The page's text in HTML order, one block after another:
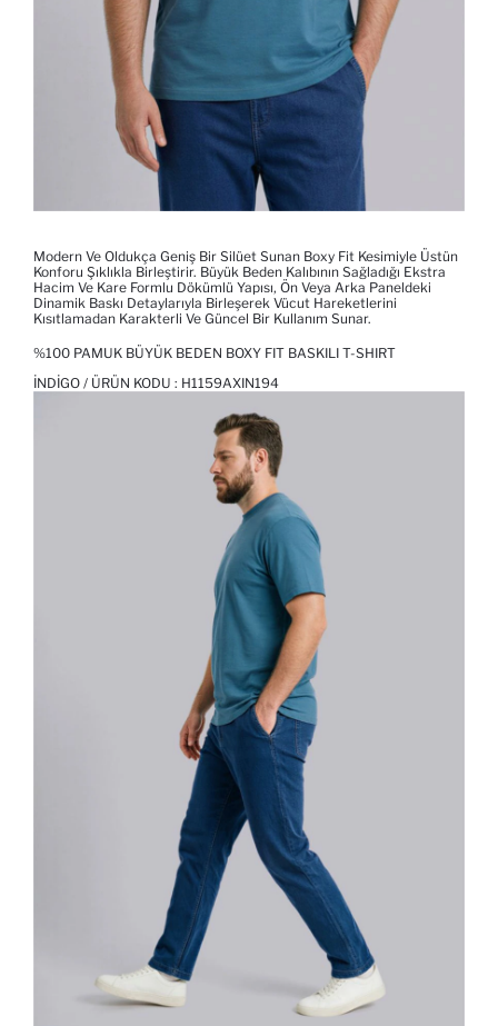
Modern Ve Oldukça Geniş Bir Silüet Sunan Boxy Fit Kesimiyle Üstün
Konforu Şıklıkla Birleştirir. Büyük Beden Kalıbının Sağladığı Ekstra
Hacim Ve Kare Formlu Dökümlü Yapısı, Ön Veya Arka Paneldeki
Dinamik Baskı Detaylarıyla Birleşerek Vücut Hareketlerini
Kısıtlamadan Karakterli Ve Güncel Bir Kullanım Sunar.
%100 PAMUK BÜYÜK BEDEN BOXY FIT BASKILI T-SHIRT
İNDIGO / ÜRÜN KODU : H1159AXIN194